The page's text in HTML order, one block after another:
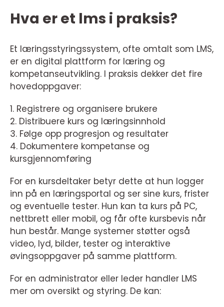
Hva er et lms i praksis?
Et læringsstyringssystem, ofte omtalt som LMS,
er en digital plattform for læring og
kompetanseutvikling. I praksis dekker det fire
hovedoppgaver:
1. Registrere og organisere brukere
2. Distribuere kurs og læringsinnhold
3. Følge opp progresjon og resultater
4. Dokumentere kompetanse og
kursgjennomføring
For en kursdeltaker betyr dette at hun logger
inn på en læringsportal og ser sine kurs, frister
og eventuelle tester. Hun kan ta kurs på PC,
nettbrett eller mobil, og får ofte kursbevis når
hun består. Mange systemer støtter også
video, lyd, bilder, tester og interaktive
øvingsoppgaver på samme plattform.
For en administrator eller leder handler LMS
mer om oversikt og styring. De kan: